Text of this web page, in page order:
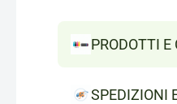
PRODOTTI
SPEDIZIONI